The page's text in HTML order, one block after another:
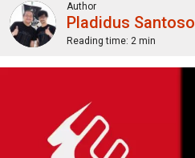
Author
Pladidus Santoso
Reading time: 2 min